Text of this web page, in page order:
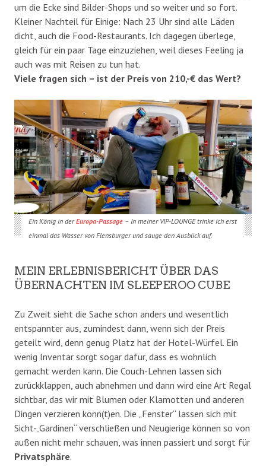
um die Ecke sind Bilder-Shops und so weiter und so fort.
Kleiner Nachteil für Einige: Nach 23 Uhr sind alle Läden
dicht, auch die Food-Restaurants. Ich dagegen überlege,
gleich für ein paar Tage einzuziehen, weil dieses Feeling ja
auch was mit Reisen zu tun hat.
Viele fragen sich – ist der Preis von 210,-€ das Wert?
Ein König in derEuropa-Passage– In meiner VIP-LOUNGE trinke ich erst
einmal das Wasser von Flensburger und sauge den Ausblick auf.
MEIN ERLEBNISBERICHT ÜBER DAS
ÜBERNACHTEN IM SLEEPEROO CUBE
Zu Zweit sieht die Sache schon anders und wesentlich
entspannter aus, zumindest dann, wenn sich der Preis
geteilt wird, denn genug Platz hat der Hotel-Würfel. Ein
wenig Inventar sorgt sogar dafür, dass es wohnlich
gemacht werden kann. Die Couch-Lehnen lassen sich
zurückklappen, auch abnehmen und dann wird eine Art Regal
sichtbar, das wir mit Blumen oder Klamotten und anderen
Dingen verzieren könn(t)en. Die „Fenster“ lassen sich mit
Sicht-„Gardinen“ verschließen und Neugierige können so von
außen nicht mehr schauen, was innen passiert und sorgt für
Privatsphäre.